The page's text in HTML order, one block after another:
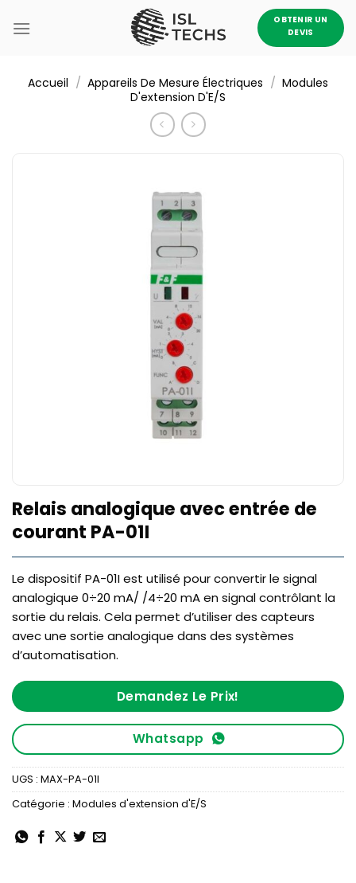
au
OBTENIR UN
DEVIS
Accueil / Appareils De Mesure Électriques / Modules
D'extension D'E/S
Relais analogique avec entrée de
courant PA-01I
Le dispositif PA-01I est utilisé pour convertir le signal
analogique 0÷20 mA/ /4÷20 mA en signal contrôlant la
sortie du relais. Cela permet d’utiliser des capteurs
avec une sortie analogique dans des systèmes
d’automatisation.
Demandez Le Prix!
Whatsapp
UGS : MAX-PA-01I
Catégorie : Modules d'extension d'E/S